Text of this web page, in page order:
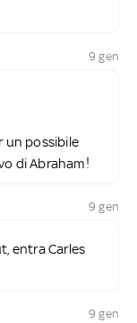
9 gen
un possibile
di Abraham!
9 gen
entra Carles
9 gen